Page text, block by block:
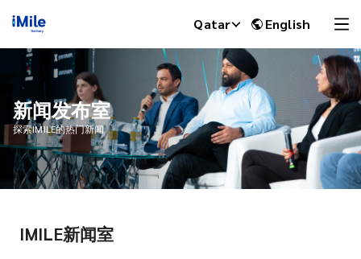
Qatar English
新闻发布室
探索IMILE的热门新闻
IMILE新闻室